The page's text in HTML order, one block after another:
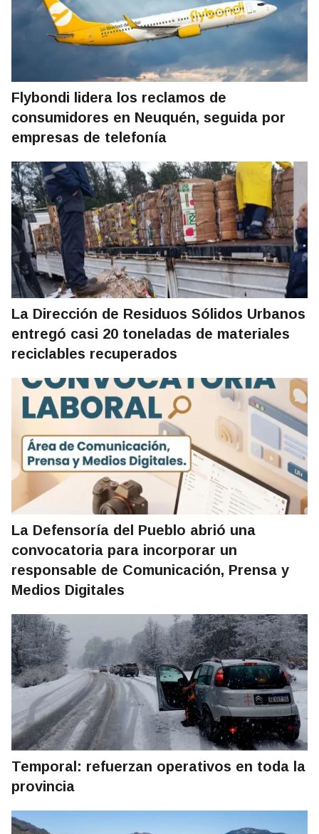
Flybondi lidera los reclamos de
consumidores en Neuquén, seguida por
empresas de telefonía
La Dirección de Residuos Sólidos Urbanos
entregó casi 20 toneladas de materiales
reciclables recuperados
La Defensoría del Pueblo abrió una
convocatoria para incorporar un
responsable de Comunicación, Prensa y
Medios Digitales
Temporal: refuerzan operativos en toda la
provincia